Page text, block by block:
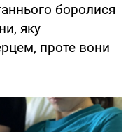
боролися
яку
проте вони